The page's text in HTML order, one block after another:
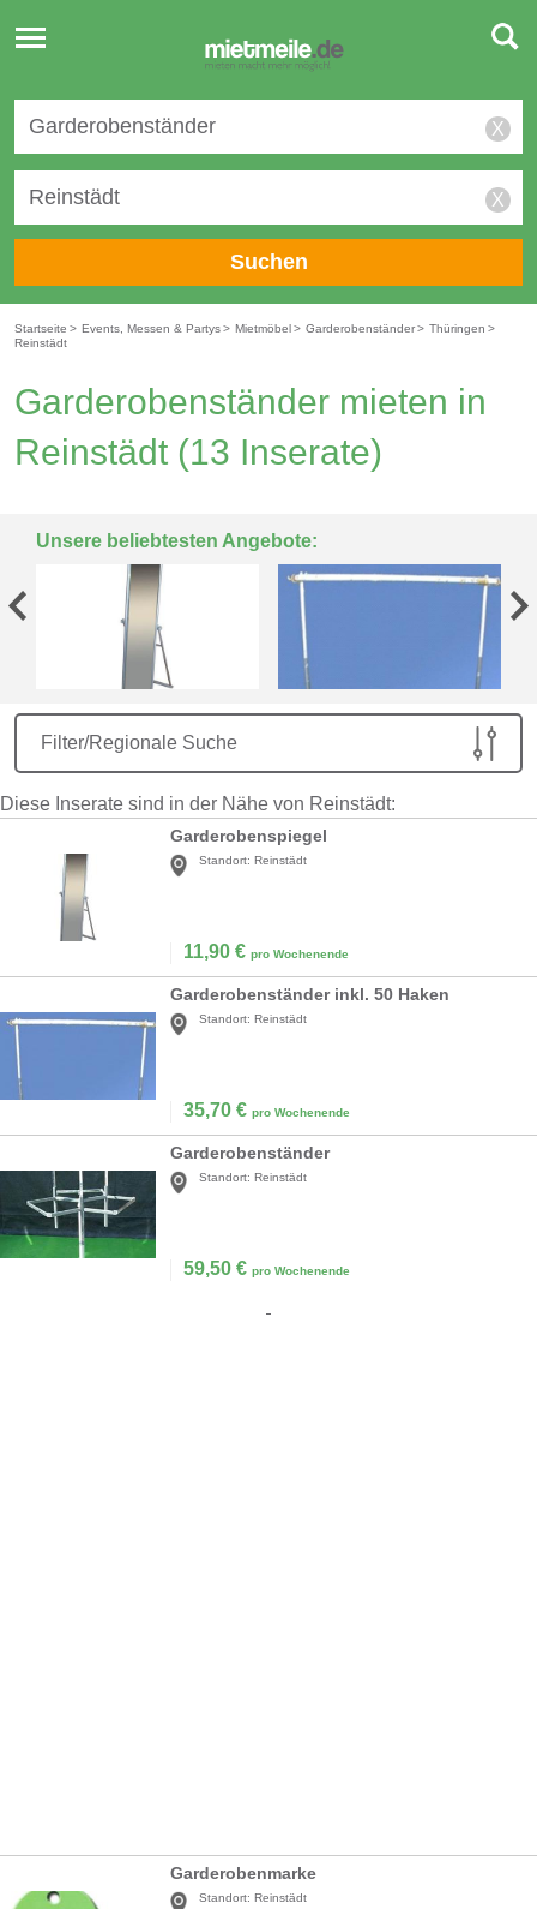
Toggle
navigation
X
X
Suchen
Startseite > Events, Messen & Partys> Mietmöbel> Garderobenständer> Thüringen >
Reinstädt
Garderobenständer mieten in
Reinstädt (13 Inserate)
Unsere beliebtesten Angebote:
Filter/Regionale Suche
Diese Inserate sind in der Nähe von Reinstädt:
Garderobenspiegel
Standort: Reinstädt
11,90 € pro Wochenende
Garderobenständer inkl. 50 Haken
Standort: Reinstädt
35,70 € pro Wochenende
Garderobenständer
Standort: Reinstädt
59,50 € pro Wochenende
Garderobenmarke
Standort: Reinstädt